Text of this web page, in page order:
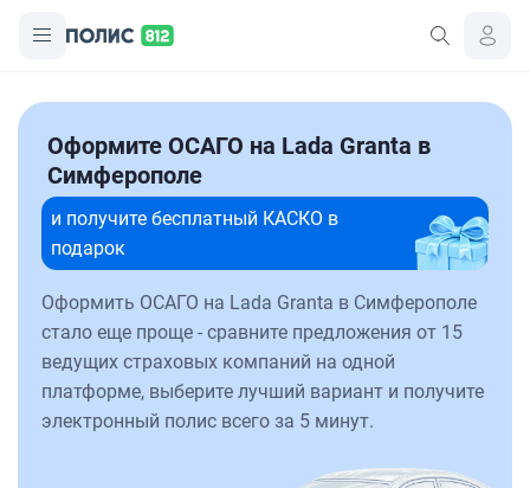
Оформите ОСАГО на Lada Granta в
Симферополе
и получите бесплатный КАСКО в
подарок
Оформить ОСАГО на Lada Granta в Симферополе
стало еще проще - сравните предложения от 15
ведущих страховых компаний на одной
платформе, выберите лучший вариант и получите
электронный полис всего за 5 минут.